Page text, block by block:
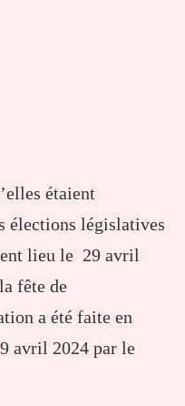
étaient
élections législatives
lieu le 29 avril
fête de
a été faite en
avril 2024 par le